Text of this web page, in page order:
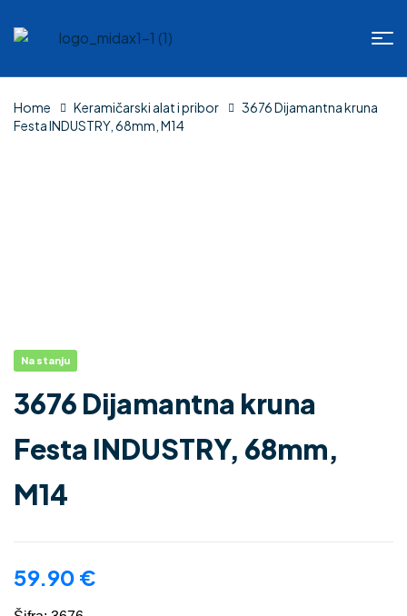
Home Keramičarski alat i pribor
3676 Dijamantna kruna
Festa INDUSTRY, 68mm, M14
Na stanju
3676 Dijamantna kruna
Festa INDUSTRY, 68mm,
M14
59.90 €